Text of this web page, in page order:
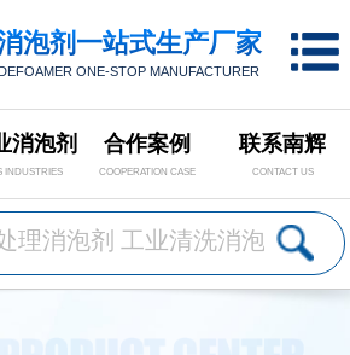
泡剂一站式生产厂家
ONE-STOP MANUFACTURER
消泡剂
INDUSTRIES
合作案例
COOPERATION CASE
联系南辉
CONTACT US